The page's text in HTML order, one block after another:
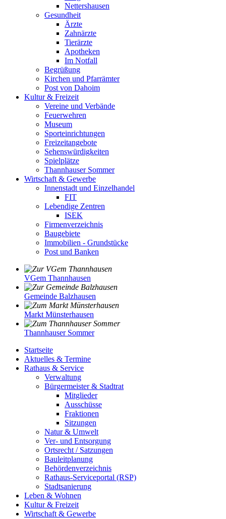
Nettershausen
Gesundheit
Ärzte
Zahnärzte
Tierärzte
Apotheken
Im Notfall
Begrüßung
Kirchen und Pfarrämter
Post von Dahoim
Kultur & Freizeit
Vereine und Verbände
Feuerwehren
Museum
Sporteinrichtungen
Freizeitangebote
Sehenswürdigkeiten
Spielplätze
Thannhauser Sommer
Wirtschaft & Gewerbe
Innenstadt und Einzelhandel
FIT
Lebendige Zentren
ISEK
Firmenverzeichnis
Baugebiete
Immobilien - Grundstücke
Post und Banken
VGem Thannhausen
Gemeinde Balzhausen
Markt Münsterhausen
Thannhauser Sommer
Startseite
Aktuelles & Termine
Rathaus & Service
Verwaltung
Bürgermeister & Stadtrat
Mitglieder
Ausschüsse
Fraktionen
Sitzungen
Natur & Umwelt
Ver- und Entsorgung
Ortsrecht / Satzungen
Bauleitplanung
Behördenverzeichnis
Rathaus-Serviceportal (RSP)
Stadtsanierung
Leben & Wohnen
Kultur & Freizeit
Wirtschaft & Gewerbe